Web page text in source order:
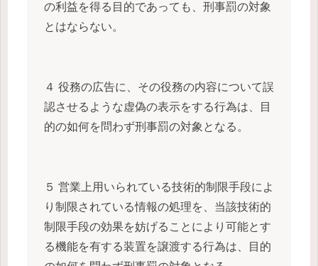
の利益を得る目的であっても、刑事罰の対象
とはならない。
４ 役務の広告に、その役務の内容について誤
認させるような虚偽の表示をする行為は、目
的の如何を問わず刑事罰の対象となる。
５ 営業上用いられている技術的制限手段によ
り制限されている情報の処理を、当該技術的
制限手段の効果を妨げることにより可能とす
る機能を有する装置を譲渡する行為は、目的